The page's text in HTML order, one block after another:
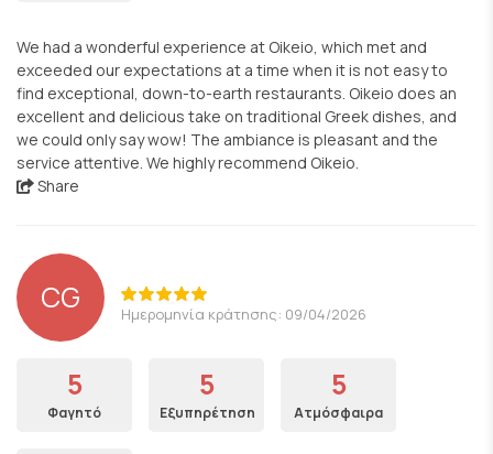
We had a wonderful experience at Oikeio, which met and
exceeded our expectations at a time when it is not easy to
find exceptional, down-to-earth restaurants. Oikeio does an
excellent and delicious take on traditional Greek dishes, and
we could only say wow! The ambiance is pleasant and the
service attentive. We highly recommend Oikeio.
Share
CG Ημερομηνία κράτησης: 09/04/2026
5
Φαγητό
5
Εξυπηρέτηση
5
Ατμόσφαιρα